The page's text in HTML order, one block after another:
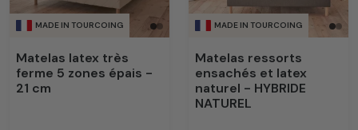
MADE IN TOURCOING
Matelas latex très
ferme 5 zones épais -
21 cm
MADE IN TOURCOING
Matelas ressorts
ensachés et latex
naturel - HYBRIDE
NATUREL